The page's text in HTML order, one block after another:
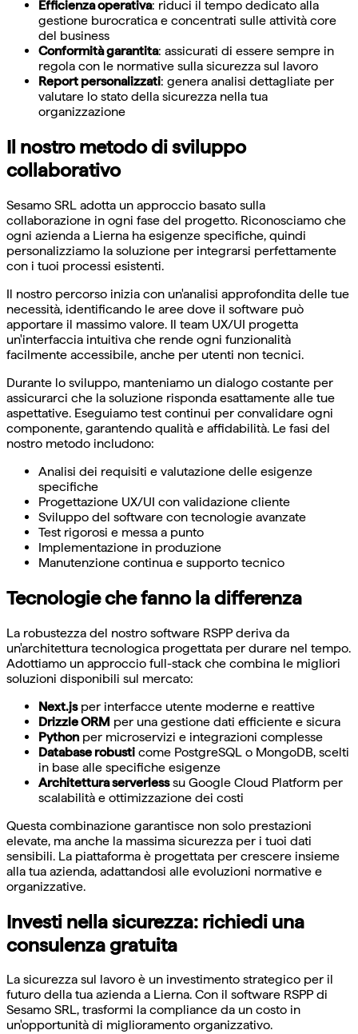
Efficienza operativa: riduci il tempo dedicato alla
gestione burocratica e concentrati sulle attività core
del business
Conformità garantita: assicurati di essere sempre in
regola con le normative sulla sicurezza sul lavoro
Report personalizzati: genera analisi dettagliate per
valutare lo stato della sicurezza nella tua
organizzazione
Il nostro metodo di sviluppo
collaborativo
Sesamo SRL adotta un approccio basato sulla
collaborazione in ogni fase del progetto. Riconosciamo che
ogni azienda a Lierna ha esigenze specifiche, quindi
personalizziamo la soluzione per integrarsi perfettamente
con i tuoi processi esistenti.
Il nostro percorso inizia con un'analisi approfondita delle tue
necessità, identificando le aree dove il software può
apportare il massimo valore. Il team UX/UI progetta
un'interfaccia intuitiva che rende ogni funzionalità
facilmente accessibile, anche per utenti non tecnici.
Durante lo sviluppo, manteniamo un dialogo costante per
assicurarci che la soluzione risponda esattamente alle tue
aspettative. Eseguiamo test continui per convalidare ogni
componente, garantendo qualità e affidabilità. Le fasi del
nostro metodo includono:
Analisi dei requisiti e valutazione delle esigenze
specifiche
Progettazione UX/UI con validazione cliente
Sviluppo del software con tecnologie avanzate
Test rigorosi e messa a punto
Implementazione in produzione
Manutenzione continua e supporto tecnico
Tecnologie che fanno la differenza
La robustezza del nostro software RSPP deriva da
un'architettura tecnologica progettata per durare nel tempo.
Adottiamo un approccio full-stack che combina le migliori
soluzioni disponibili sul mercato:
Next.jsper interfacce utente moderne e reattive
Drizzle ORM per una gestione dati efficiente e sicura
Pythonper microservizi e integrazioni complesse
Database robusti come PostgreSQL o MongoDB, scelti
in base alle specifiche esigenze
Architettura serverlesssu Google Cloud Platform per
scalabilità e ottimizzazione dei costi
Questa combinazione garantisce non solo prestazioni
elevate, ma anche la massima sicurezza per i tuoi dati
sensibili. La piattaforma è progettata per crescere insieme
alla tua azienda, adattandosi alle evoluzioni normative e
organizzative.
Investi nella sicurezza: richiedi una
consulenza gratuita
La sicurezza sul lavoro è un investimento strategico per il
futuro della tua azienda a Lierna. Con il software RSPP di
Sesamo SRL, trasformi la compliance da un costo in
un'opportunità di miglioramento organizzativo.